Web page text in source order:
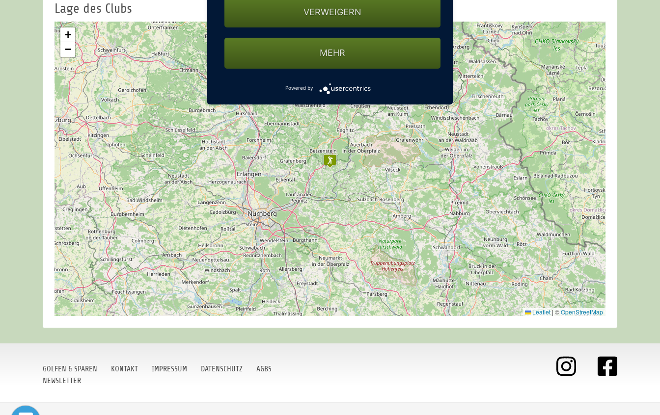
Lage des Clubs
+
−
Leaflet | ©OpenStreetMap
GOLFEN & SPAREN KONTAKT IMPRESSUM DATENSCHUTZ
AGBS
NEWSLETTER
VERWEIGERN
MEHR
Powered by